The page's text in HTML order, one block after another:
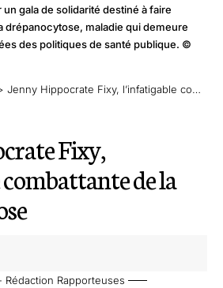
gala de solidarité destiné à faire
drépanocytose, maladie qui demeure
des politiques de santé publique. ©
Jenny Hippocrate Fixy, l’infatigable combattante de la drépanocytose
Fixy,
de la
Rédaction Rapporteuses